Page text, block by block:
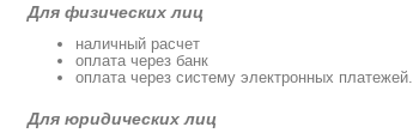
Для физических лиц
наличный расчет
оплата через банк
оплата через систему электронных платежей.
Для юридических лиц